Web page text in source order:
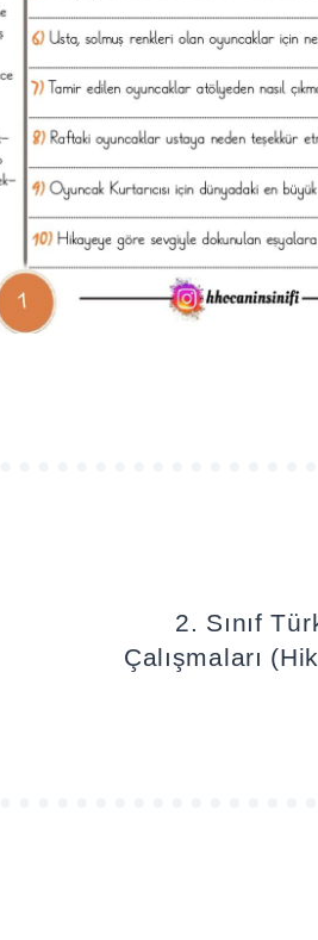
2. Sınıf
Çalışmaları